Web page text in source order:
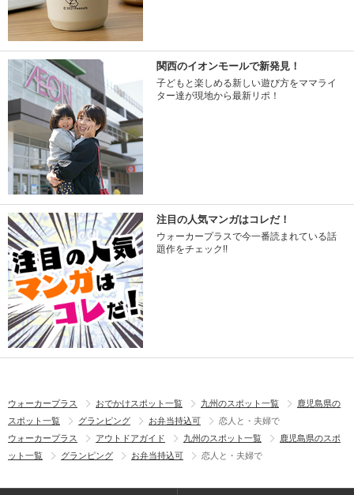
関西のイオンモールで新発見！
子どもと楽しめる新しい遊び方をママライ
ター達が現地から最新リポ！
注目の人気マンガはコレだ！
ウォーカープラスで今一番読まれている話
題作をチェック!!
ウォーカープラス おでかけスポット一覧 九州のスポット一覧
鹿児島県の
スポット一覧
グランピング お弁当持込可
恋人と・夫婦で
ウォーカープラス
アウトドアガイド 九州のスポット一覧
鹿児島県のスポ
ット一覧
グランピング お弁当持込可 恋人と・夫婦で